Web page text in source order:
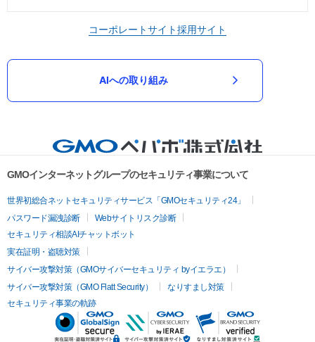
コーポレートサイト採用サイト
AIへの取り組み
GMOインターネットグループのセキュリティ事業について
世界初総合ネットセキュリティサービス「GMOセキュリティ24」
パスワード漏洩診断
Webサイトリスク診断
セキュリティ相談AIチャットボット
実在証明・盗聴対策
サイバー攻撃対策（GMOサイバーセキュリティ byイエラエ）
サイバー攻撃対策（GMO Flatt Security）
なりすまし対策
セキュリティ事業の軌跡